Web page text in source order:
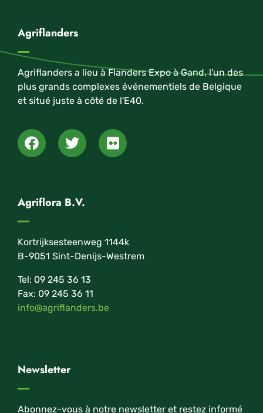
Agriflanders
Agriflanders a lieu à Flanders Expo à Gand, l'un des
plus grands complexes événementiels de Belgique
et situé juste à côté de l'E40.
Agriflora B.V.
Kortrijksesteenweg 1144k
B-9051 Sint-Denijs-Westrem
Tel: 09 245 36 13
Fax: 09 245 36 11
info@agriflanders.be
Newsletter
Abonnez-vous à notre newsletter et restez informé